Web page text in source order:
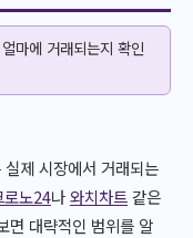
마에 거래되는지 확인
제 시장에서 거래되는
로노24나와치차트같은
면 대략적인 범위를 알